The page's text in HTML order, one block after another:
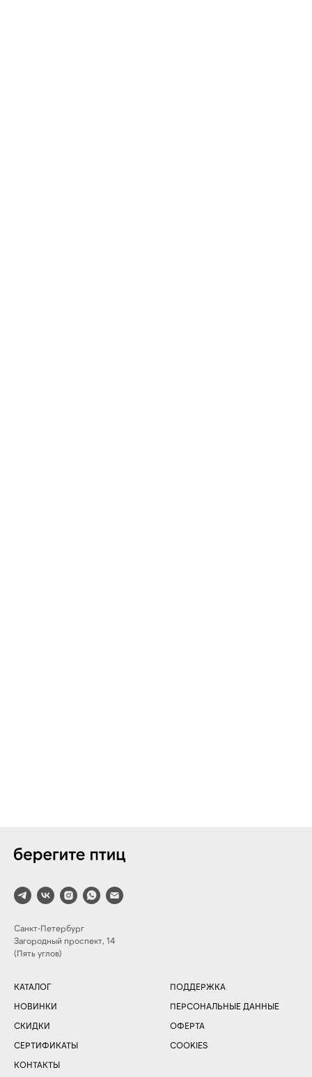
Санкт-Петербург
Загородный проспект, 14
(Пять углов)
КАТАЛОГ
НОВИНКИ
СКИДКИ
СЕРТИФИКАТЫ
КОНТАКТЫ
ПОДДЕРЖКА
ПЕРСОНАЛЬНЫЕ ДАННЫЕ
ОФЕРТА
COOKIES